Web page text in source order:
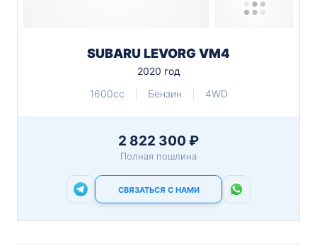
SUBARU LEVORG VM4
2020 год
1600cc
Бензин 4WD
2 822 300 ₽
Полная пошлина
СВЯЗАТЬСЯ С НАМИ